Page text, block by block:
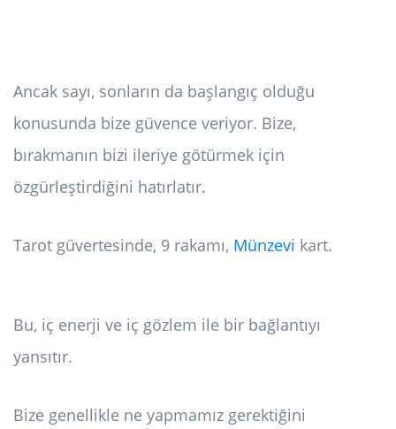
Ancak sayı, sonların da başlangıç ​​olduğu
konusunda bize güvence veriyor. Bize,
bırakmanın bizi ileriye götürmek için
özgürleştirdiğini hatırlatır.
Tarot güvertesinde, 9 rakamı, Münzevi kart.
Bu, iç enerji ve iç gözlem ile bir bağlantıyı
yansıtır.
Bize genellikle ne yapmamız gerektiğini